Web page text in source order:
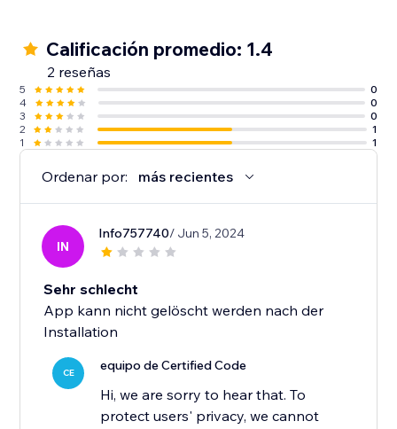
Calificación promedio: 1.4
2 reseñas
5
0
4
0
3
0
2
1
1
1
Ordenar por: más recientes
IN
Info757740/ Jun 5, 2024
Sehr schlecht
App kann nicht gelöscht werden nach der
Installation
CE equipo de Certified Code
Hi, we are sorry to hear that. To
protect users' privacy, we cannot